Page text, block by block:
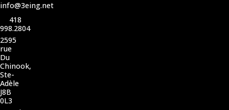
info@3eing.net
418
998.2804
2595
rue
Du
Chinook,
Ste-
Adèle
J8B
0L3